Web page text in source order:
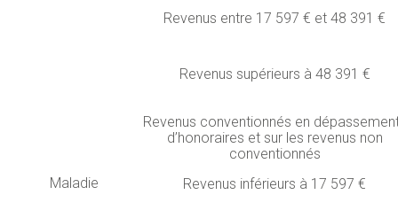
Maladie
Revenus entre 17 597 € et 48 391 €
Revenus supérieurs à 48 391 €
Revenus conventionnés en
d’honoraires et sur les revenus non
conventionnés
Revenus inférieurs à 17 597 €